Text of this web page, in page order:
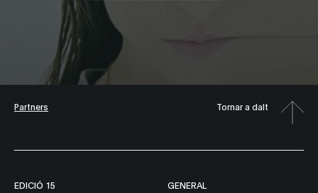
Partners Tornar a dalt
EDICIÓ 15 GENERAL